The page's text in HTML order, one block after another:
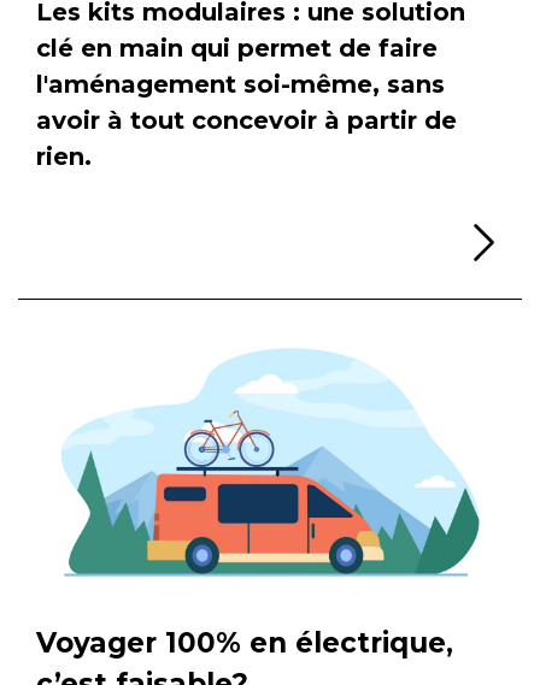
Les kits modulaires : une solution
clé en main qui permet de faire
l'aménagement soi-même, sans
avoir à tout concevoir à partir de
rien.
Voyager 100% en électrique,